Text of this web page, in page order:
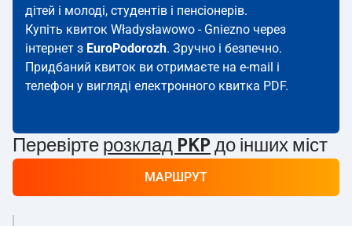
дітей і молоді, студентів і пенсіонерів.
Купіть квиток Władysławowo - Gniezno через
інтернет з EuroPodorozh. Зручно і безпечно.
Придбаний квиток ви отримаєте на e-mail і
телефон у вигляді електронного квитка PDF.
Перевірте розклад PKP до інших міст
МАРШРУТ